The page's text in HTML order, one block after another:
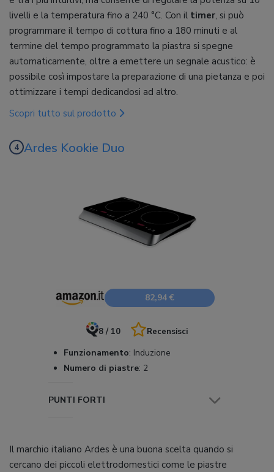
livelli e la temperatura fino a 240 °C. Con il timer, si può
programmare il tempo di cottura fino a 180 minuti e al
termine del tempo programmato la piastra si spegne
automaticamente, oltre a emettere un segnale acustico: è
possibile così impostare la preparazione di una pietanza e poi
ottimizzare i tempi dedicandosi ad altro.
Scopri tutto sul prodotto
Ardes Kookie Duo
82,94 €
8 / 10 Recensisci
Funzionamento: Induzione
Numero di piastre: 2
PUNTI FORTI
Il marchio italiano Ardes è una buona scelta quando si
cercano dei piccoli elettrodomestici come le piastre